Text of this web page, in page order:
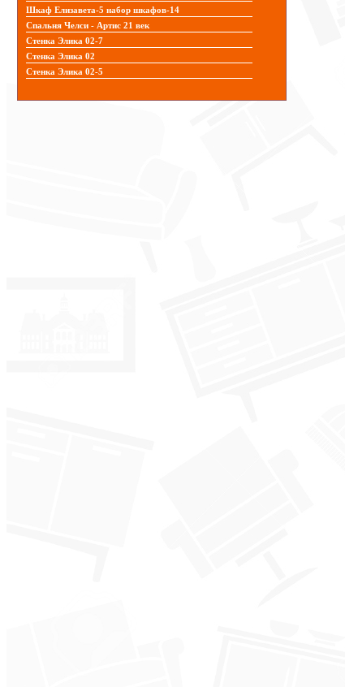
Шкаф Елизавета-5 набор шкафов-14
Спальня Челси - Артис 21 век
Стенка Элика 02-7
Стенка Элика 02
Стенка Элика 02-5